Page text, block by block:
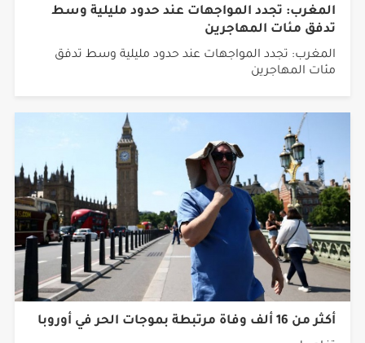
تدفق مئات المهاجرين
المغرب: تجدد المواجهات عند حدود مليلية وسط تدفق
مئات المهاجرين
أكثر من 16 ألف وفاة مرتبطة بموجات الحر في أوروبا
تفاصيل....